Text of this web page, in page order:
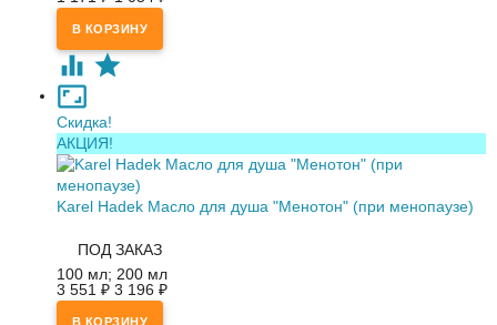
Скидка!
АКЦИЯ!
Karel Hadek Масло для душа "Менотон" (при менопаузе)
ПОД ЗАКАЗ
100 мл; 200 мл
3 551
₽ 3 196 ₽